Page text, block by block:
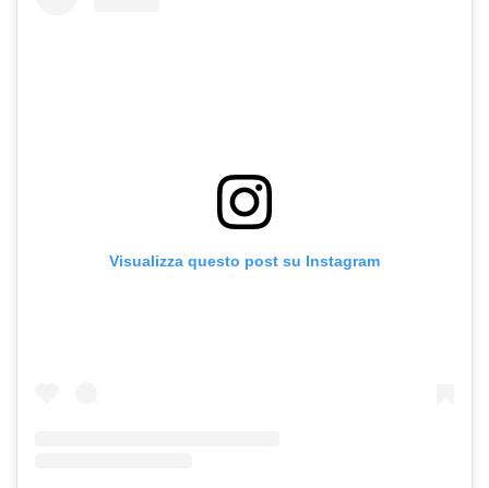
Visualizza questo post su Instagram